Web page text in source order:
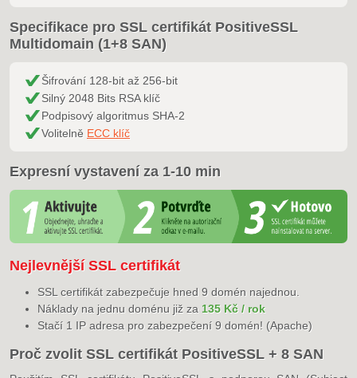
Specifikace pro SSL certifikát PositiveSSL
Multidomain (1+8 SAN)
Šifrování 128-bit až 256-bit
Silný 2048 Bits RSA klíč
Podpisový algoritmus SHA-2
Volitelně ECC klíč
Expresní vystavení za 1-10 min
Nejlevnější SSL certifikát
SSL certifikát zabezpečuje hned 9 domén najednou.
Náklady na jednu doménu již za 135 Kč / rok
Stačí 1 IP adresa pro zabezpečení 9 domén! (Apache)
Proč zvolit SSL certifikát PositiveSSL + 8 SAN